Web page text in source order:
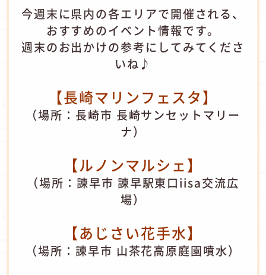
今週末に県内の各エリアで開催される、
おすすめのイベント情報です。
週末のお出かけの参考にしてみてくださ
いね♪
【長崎マリンフェスタ】
（場所：長崎市 長崎サンセットマリー
ナ）
​【ルノンマルシェ】
（場所：諫早市 諫早駅東口iisa交流広
場）
【あじさい花手水】
（場所：諫早市 山茶花高原庭園噴水）